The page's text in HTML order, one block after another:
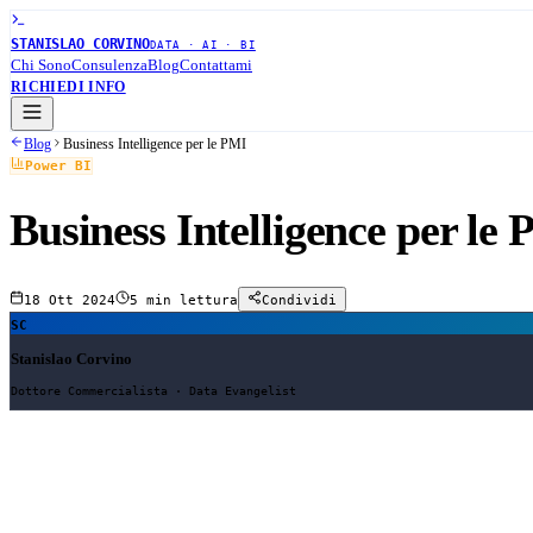
STANISLAO CORVINODATA · AI · BI
Chi SonoConsulenzaBlogContattami
RICHIEDI INFO
Blog Business Intelligence per le PMI
Power BI
Business Intelligence per le
18 Ott 2024 5 min lettura
Condividi
SC
Stanislao Corvino
Dottore Commercialista · Data Evangelist